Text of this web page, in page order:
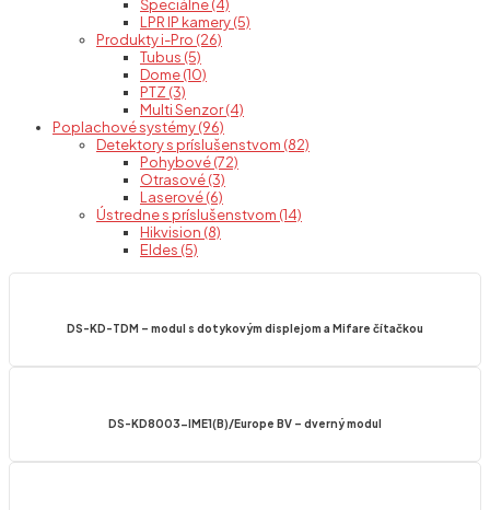
Špeciálne (4)
LPR IP kamery (5)
Produkty i-Pro (26)
Tubus (5)
Dome (10)
PTZ (3)
Multi Senzor (4)
Poplachové systémy (96)
Detektory s príslušenstvom (82)
Pohybové (72)
Otrasové (3)
Laserové (6)
Ústredne s príslušenstvom (14)
Hikvision (8)
Eldes (5)
DS-KD-TDM – modul s dotykovým displejom a Mifare čítačkou
DS-KD8003-IME1(B)/Europe BV – dverný modul